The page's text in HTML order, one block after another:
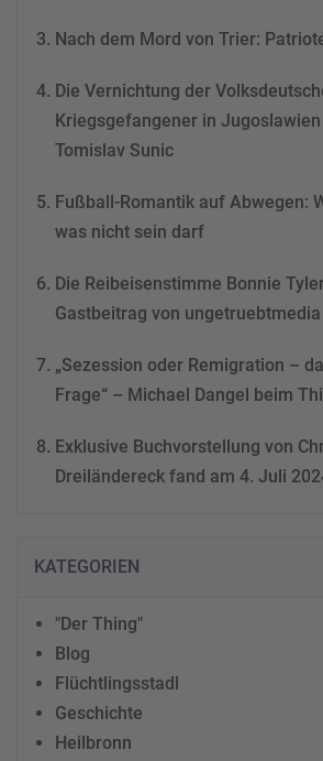
Consent Management
&
Nach dem Mord von Trier:
Die Vernichtung der
Kriegsgefangener in Jugoslawien
Tomislav Sunic
Fußball-Romantik auf Abwegen:
was nicht sein darf
Die Reibeisenstimme Bonnie
Gastbeitrag von ungetruebtmedia
„Sezession oder Remigration –
Frage“ – Michael Dangel beim
Exklusive Buchvorstellung von
Dreiländereck fand am 4. Juli
KATEGORIEN
"Der Thing"
Blog
Flüchtlingsstadl
Geschichte
Heilbronn